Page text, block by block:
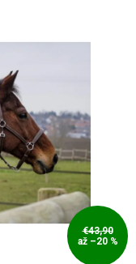
€43,90
až –20 %